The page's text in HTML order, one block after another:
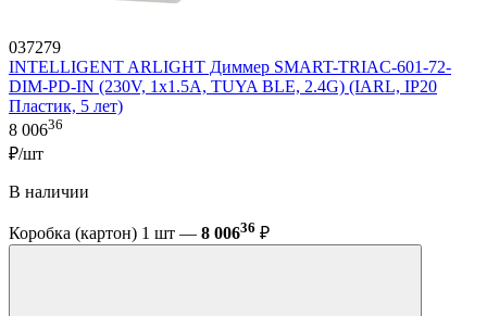
037279
INTELLIGENT ARLIGHT Диммер SMART-TRIAC-601-72-
DIM-PD-IN (230V, 1x1.5A, TUYA BLE, 2.4G) (IARL, IP20
Пластик, 5 лет)
8 00636
₽/шт
В наличии
Коробка (картон) 1 шт — 8 00636 ₽